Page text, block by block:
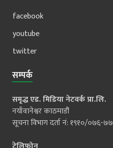
facebook
youtube
twitter
सम्पर्क
समृद्ध एड. मिडिया नेटवर्क प्रा.लि.
नयाँवानेश्वर काठमाडौं
सूचना विभाग दर्ता नं: १९१०/०७६-७७